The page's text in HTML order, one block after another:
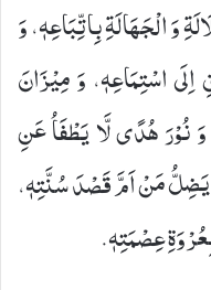
وَ الْجَهَالَةِ بِاتِّبَاعِهٖ، وَ
اسْتِمَاعِهٖ، وَ مِیْزَانَ
نُوْرَ هُدًى لَّا یَطْفَاُ عَنِ
یَضِلُّ مَنْ اَمَّ قَصْدَ سُنَّتِهٖ،
عِصْمَتِهٖ.